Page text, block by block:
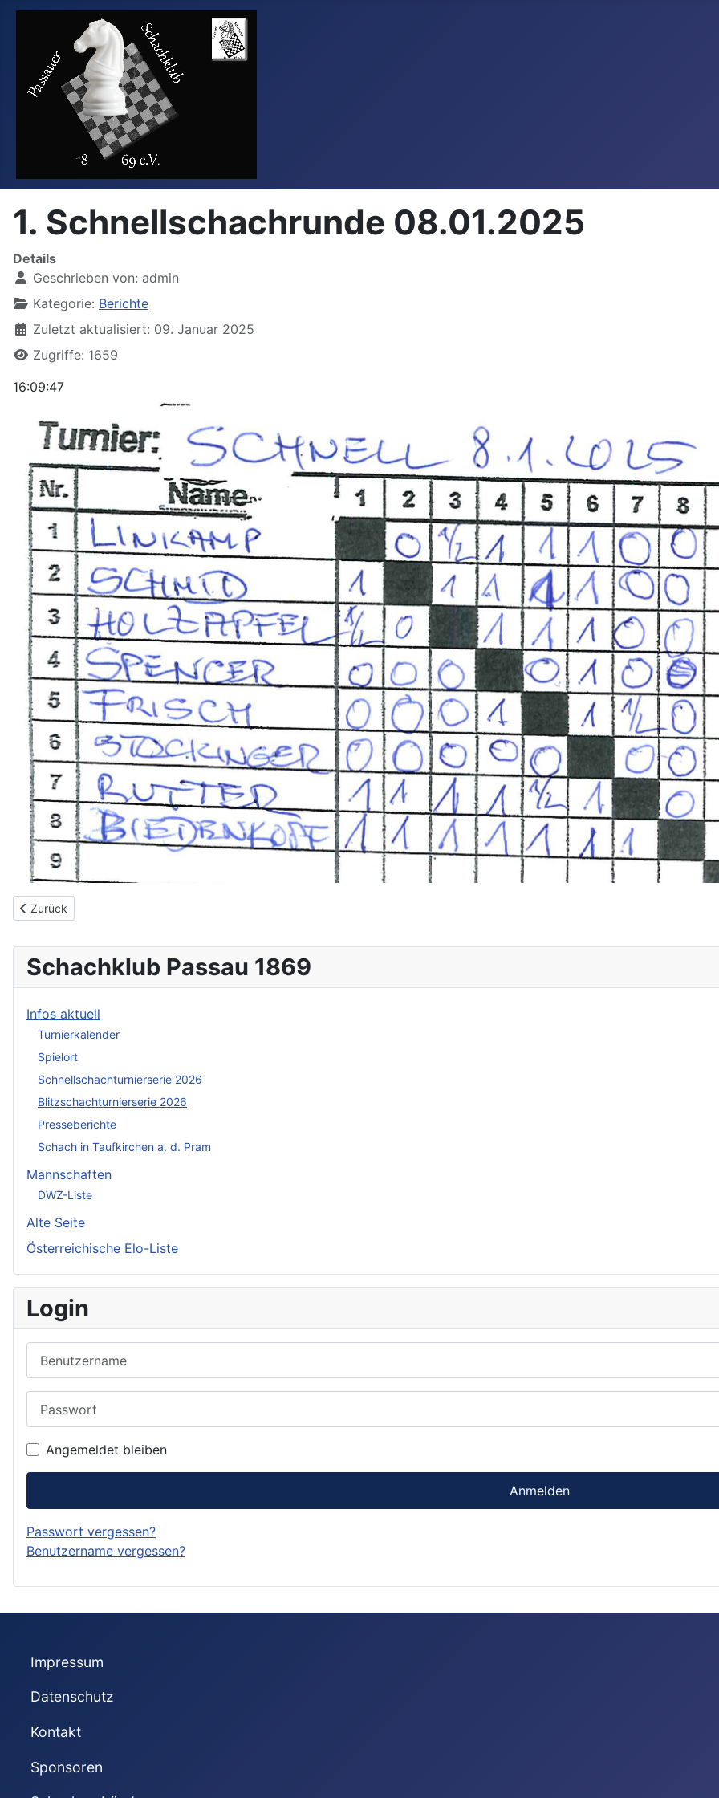
1. Schnellschachrunde 08.01.2025
Details
Geschrieben von: admin
Kategorie: Berichte
Zuletzt aktualisiert: 09. Januar 2025
Zugriffe: 1659
16:09:47
Vorheriger Beitrag: Blitzschachturnierserie 2026
Zurück
Schachklub Passau 1869
Infos aktuell
Turnierkalender
Spielort
Schnellschachturnierserie 2026
Blitzschachturnierserie 2026
Presseberichte
Schach in Taufkirchen a. d. Pram
Mannschaften
DWZ-Liste
Alte Seite
Österreichische Elo-Liste
Login
Angemeldet bleiben
Anmelden
Passwort vergessen?
Benutzername vergessen?
Impressum
Datenschutz
Kontakt
Sponsoren